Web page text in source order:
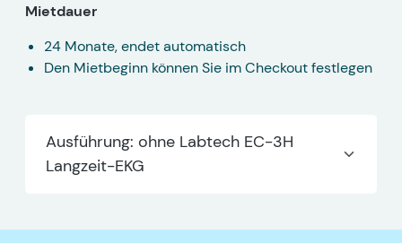
Mietdauer
24 Monate, endet automatisch
Den Mietbeginn können Sie im Checkout festlegen
Ausführung: ohne Labtech EC-3H
Langzeit-EKG